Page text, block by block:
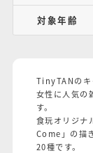
対象年齢
TinyTANのキ
女性に人気の
す。
食玩オリジナ
Come」の描
20種です。